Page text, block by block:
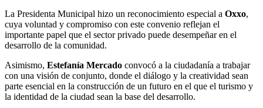
La Presidenta Municipal hizo un reconocimiento especial a Oxxo,
cuya voluntad y compromiso con este convenio reflejan el
importante papel que el sector privado puede desempeñar en el
desarrollo de la comunidad.
Asimismo, Estefanía Mercado convocó a la ciudadanía a trabajar
con una visión de conjunto, donde el diálogo y la creatividad sean
parte esencial en la construcción de un futuro en el que el turismo y
la identidad de la ciudad sean la base del desarrollo.